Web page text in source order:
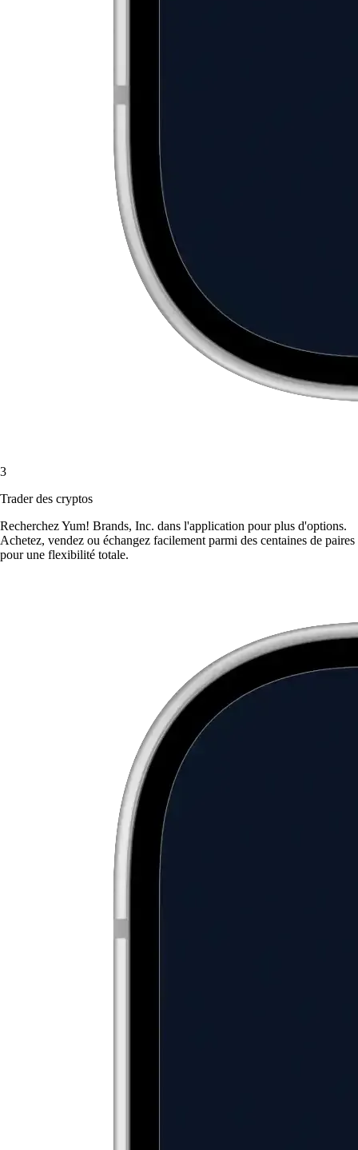
3
Trader des cryptos
Recherchez Yum! Brands, Inc. dans l'application pour plus d'options.
Achetez, vendez ou échangez facilement parmi des centaines de paires
pour une flexibilité totale.